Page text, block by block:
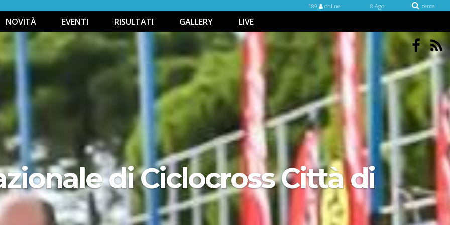
cerca
8 Ago
189 online
NOVITÀ EVENTI RISULTATI GALLERY LIVE
di Ciclocross Città di